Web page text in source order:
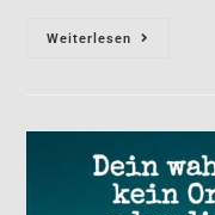
Weiterlesen